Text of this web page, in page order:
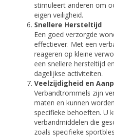
stimuleert anderen om
eigen veiligheid.
Snellere Hersteltijd
Een goed verzorgde
effectiever. Met een
reageren op kleine
een snellere hersteltijd
dagelijkse activiteiten.
Veelzijdigheid en
Verbandtrommels zijn
maten en kunnen
specifieke behoeften. U
verbandmiddelen die
zoals specifieke